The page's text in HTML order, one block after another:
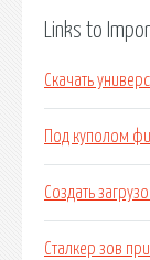
Links to
Скачать
Под куполом
Создать
Сталкер зов